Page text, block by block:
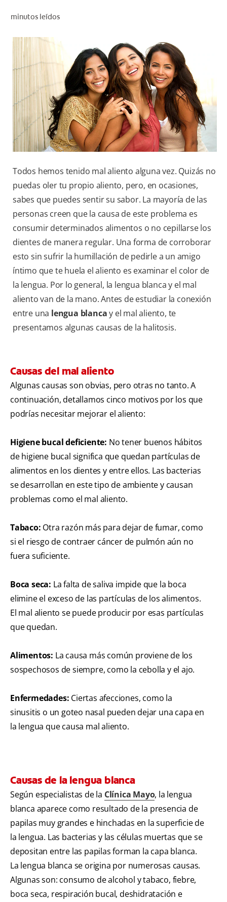
PARA PROFESIONALES
CL (ES)
SUSCRÍBASE
minutos leídos
Todos hemos tenido mal aliento alguna vez. Quizás no
puedas oler tu propio aliento, pero, en ocasiones,
sabes que puedes sentir su sabor. La mayoría de las
personas creen que la causa de este problema es
consumir determinados alimentos o no cepillarse los
dientes de manera regular. Una forma de corroborar
esto sin sufrir la humillación de pedirle a un amigo
íntimo que te huela el aliento es examinar el color de
la lengua. Por lo general, la lengua blanca y el mal
aliento van de la mano. Antes de estudiar la conexión
entre una lengua blancay el mal aliento, te
presentamos algunas causas de la halitosis.
Causas del mal aliento
Algunas causas son obvias, pero otras no tanto. A
continuación, detallamos cinco motivos por los que
podrías necesitar mejorar el aliento:
Higiene bucal deficiente: No tener buenos hábitos
de higiene bucal significa que quedan partículas de
alimentos en los dientes y entre ellos. Las bacterias
se desarrollan en este tipo de ambiente y causan
problemas como el mal aliento.
Tabaco: Otra razón más para dejar de fumar, como
si el riesgo de contraer cáncer de pulmón aún no
fuera suficiente.
Boca seca: La falta de saliva impide que la boca
elimine el exceso de las partículas de los alimentos.
El mal aliento se puede producir por esas partículas
que quedan.
Alimentos: La causa más común proviene de los
sospechosos de siempre, como la cebolla y el ajo.
Enfermedades: Ciertas afecciones, como la
sinusitis o un goteo nasal pueden dejar una capa en
la lengua que causa mal aliento.
Causas de la lengua blanca
Según especialistas de la Clínica Mayo, la lengua
blanca aparece como resultado de la presencia de
papilas muy grandes e hinchadas en la superficie de
la lengua. Las bacterias y las células muertas que se
depositan entre las papilas forman la capa blanca.
La lengua blanca se origina por numerosas causas.
Algunas son: consumo de alcohol y tabaco, fiebre,
boca seca, respiración bucal, deshidratación e